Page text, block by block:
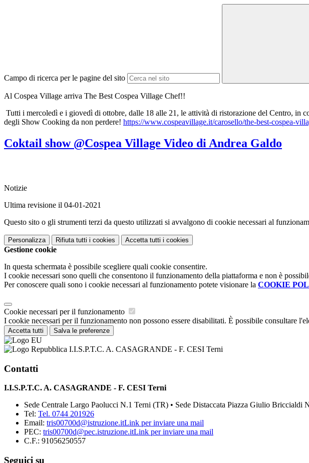
Campo di ricerca per le pagine del sito
Al Cospea Village arriva The Best Cospea Village Chef!!
Tutti i mercoledì e i giovedì di ottobre, dalle 18 alle 21, le attività di ristorazione del Centro, in
degli Show Cooking da non perdere! https://www.cospeavillage.it/carosello/the-best-cospea-
Coktail show @Cospea Village Video di Andrea Galdo
Notizie
Ultima revisione il 04-01-2021
Questo sito o gli strumenti terzi da questo utilizzati si avvalgono di cookie necessari al
Personalizza Rifiuta tutti i cookies Accetta tutti i cookies
Gestione cookie
In questa schermata è possibile scegliere quali cookie consentire.
I cookie necessari sono quelli che consentono il funzionamento della piattaforma e non è
Per conoscere quali sono i cookie necessari al funzionamento potete visionare la COOKIE
Cookie necessari per il funzionamento
I cookie necessari per il funzionamento non possono essere disabilitati. È possibile consultare
Accetta tutti Salva le preferenze
I.I.S.P.T.C. A. CASAGRANDE - F. CESI Terni
Contatti
I.I.S.P.T.C. A. CASAGRANDE - F. CESI Terni
Sede Centrale Largo Paolucci N.1 Terni (TR) • Sede Distaccata Piazza Giulio Briccialdi
Tel: Tel. 0744 201926
Email: tris00700d@istruzione.itLink per inviare una mail
PEC: tris00700d@pec.istruzione.itLink per inviare una mail
C.F.: 91056250557
Seguici su